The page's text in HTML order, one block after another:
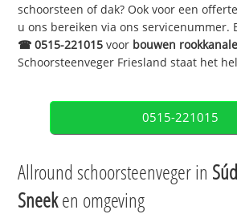
schoorsteen of dak? Ook voor een
u ons bereiken via ons servicenummer.
☎0515-221015 voor bouwen
Schoorsteenveger Friesland staat het
0515-221015
Allround schoorsteenveger in
Sneeken omgeving